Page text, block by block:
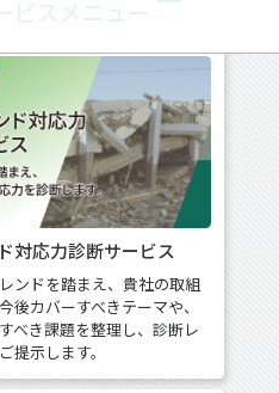
対応力診断サービス
ンドを踏まえ、貴社の取組
後カバーすべきテーマや、
べき課題を整理し、診断レ
提示します。